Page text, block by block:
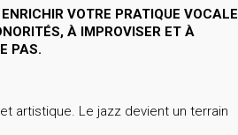
VOTRE PRATIQUE VOCALE
À IMPROVISER ET À
PAS.
artistique. Le jazz devient un terrain